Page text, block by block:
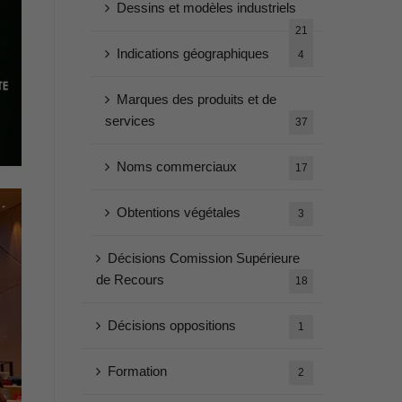
Dessins et modèles industriels
21
Indications géographiques 4
Marques des produits et de
services
37
Noms commerciaux 17
Obtentions végétales 3
Décisions Comission Supérieure
de Recours
18
Décisions oppositions 1
Formation 2